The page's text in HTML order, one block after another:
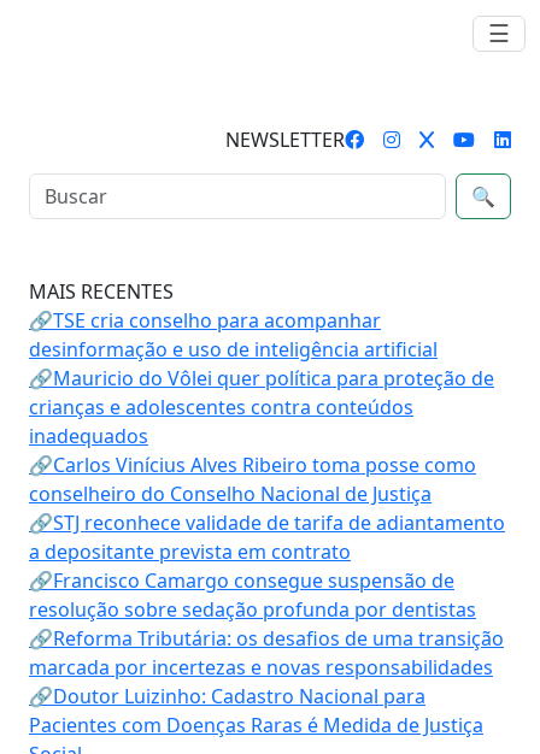
☰
NEWSLETTER
🔍
MAIS RECENTES
🔗TSE cria conselho para acompanhar
desinformação e uso de inteligência artificial
🔗Mauricio do Vôlei quer política para proteção de
crianças e adolescentes contra conteúdos
inadequados
🔗Carlos Vinícius Alves Ribeiro toma posse como
conselheiro do Conselho Nacional de Justiça
🔗STJ reconhece validade de tarifa de adiantamento
a depositante prevista em contrato
🔗Francisco Camargo consegue suspensão de
resolução sobre sedação profunda por dentistas
🔗Reforma Tributária: os desafios de uma transição
marcada por incertezas e novas responsabilidades
🔗Doutor Luizinho: Cadastro Nacional para
Pacientes com Doenças Raras é Medida de Justiça